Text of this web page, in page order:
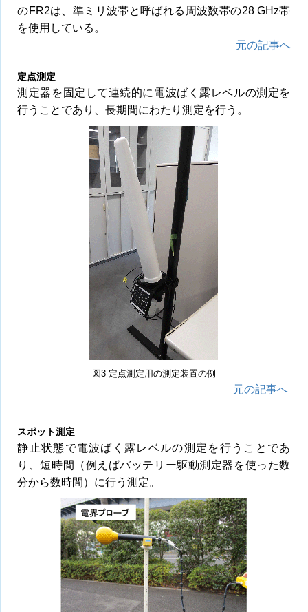
のFR2は、準ミリ波帯と呼ばれる周波数帯の28 GHz帯
を使用している。
元の記事へ
定点測定
測定器を固定して連続的に電波ばく露レベルの測定を
行うことであり、長期間にわたり測定を行う。
図3 定点測定用の測定装置の例
元の記事へ
スポット測定
静止状態で電波ばく露レベルの測定を行うことであ
り、短時間（例えばバッテリー駆動測定器を使った数
分から数時間）に行う測定。